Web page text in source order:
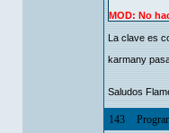
MOD: No
La clave es
karmany
Saludos
143